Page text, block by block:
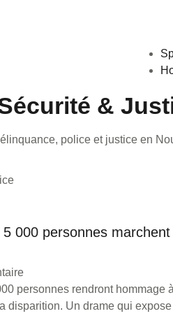
&
police et justice en
000 personnes
personnes rendront hommage
disparition. Un drame qui